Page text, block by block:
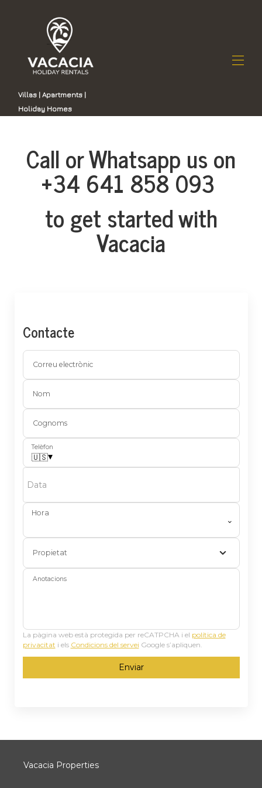
Villas | Apartments |
Holiday Homes
Inici
Contacte
Per què escollir Vacacia
Gestió immobiliària a Gran Canària
Call or Whatsapp us on
+34 641 858 093
to get started with
Vacacia
Contacte
Correu electrònic
Nom
Cognoms
Telèfon
🇺🇸▾
Data
Hora
⌄
Propietat
Anotacions
La pàgina web està protegida per reCATPCHA i el política de
privacitat i els Condicions del servei Google s’apliquen.
Enviar
Vacacia Properties